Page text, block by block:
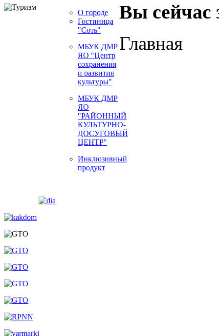
О городе
Гостиница
"Соть"
МБУК ДМР
ЯО "Центр
сохранения
и развития
культуры"
МБУК ДМР
ЯО
"РАЙОННЫЙ
КУЛЬТУРНО-
ДОСУГОВЫЙ
ЦЕНТР"
Инклюзивный
продукт
Вы сейчас
Главная